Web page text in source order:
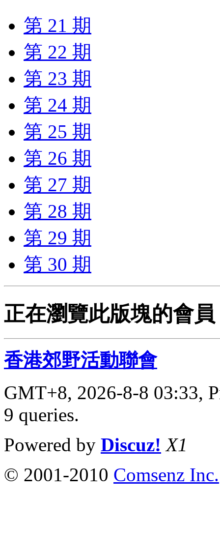
第 21 期
第 22 期
第 23 期
第 24 期
第 25 期
第 26 期
第 27 期
第 28 期
第 29 期
第 30 期
正在瀏覽此版塊的會員
香港郊野活動聯會
GMT+8, 2026-8-8 03:33,
9 queries.
Powered by Discuz! X1
© 2001-2010 Comsenz Inc.